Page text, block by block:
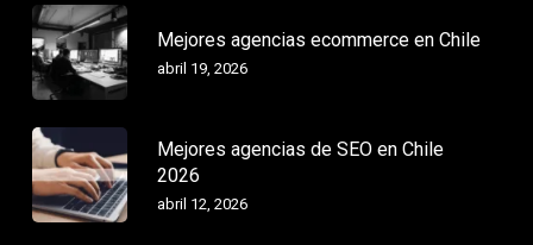
Mejores agencias ecommerce en Chile
abril 19, 2026
Mejores agencias de SEO en Chile
2026
abril 12, 2026